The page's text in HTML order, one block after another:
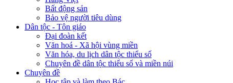
Bất động sản
Bảo vệ người tiêu dùng
Dân tộc - Tôn giáo
Đại đoàn kết
Văn hoá - Xã hội vùng miền
Văn hóa, du lịch dân tộc thiểu số
Chuyên đề dân tộc thiểu số và miền núi
Chuyên đề